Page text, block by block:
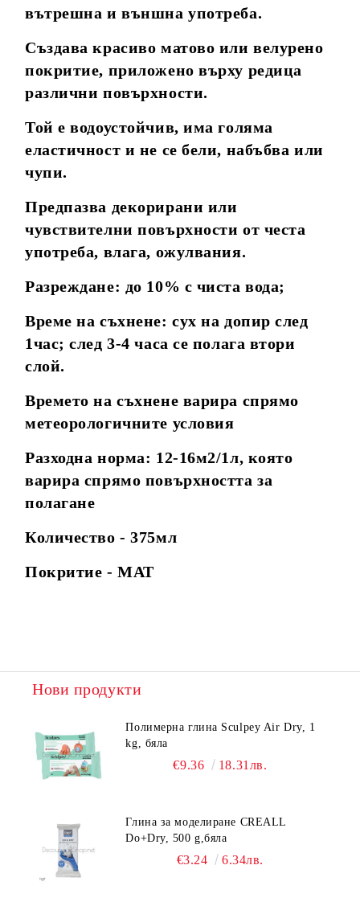
вътрешна и външна употреба.
Създава красиво матово или велурено
покритие, приложено върху редица
различни повърхности.
Той е водоустойчив, има голяма
еластичност и не се бели, набъбва или
чупи.
Предпазва декорирани или
чувствителни повърхности от честа
употреба, влага, ожулвания.
Разреждане: до 10% с чиста вода;
Време на съхнене: сух на допир след
1час; след 3-4 часа се полага втори
слой.
Времето на съхнене варира спрямо
метеорологичните условия
Разходна норма: 12-16м2/1л, която
варира спрямо повърхността за
полагане
Количество - 375мл
Покритие - МАТ
Нови продукти
Полимерна глина Sculpey Air Dry, 1
kg, бяла
€9.36 18.31лв.
Глина за моделиране CREALL
Do+Dry, 500 g,бяла
€3.24 6.34лв.